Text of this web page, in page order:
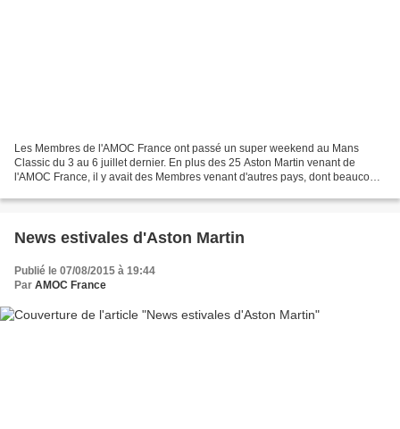
Les Membres de l'AMOC France ont passé un super weekend au Mans
Classic du 3 au 6 juillet dernier. En plus des 25 Aston Martin venant de
l'AMOC France, il y avait des Membres venant d'autres pays, dont beaucoup
News estivales d'Aston Martin
Publié le 07/08/2015 à 19:44
Par AMOC France